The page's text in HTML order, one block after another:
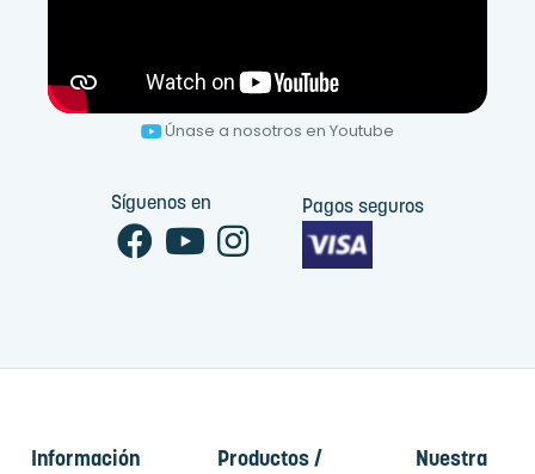
Únase a nosotros en Youtube
Síguenos en Pagos seguros
Información
Productos /
Nuestra